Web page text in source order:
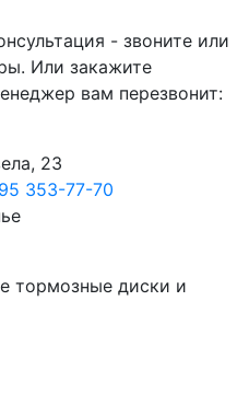
- звоните или
Или закажите
вам перезвонит:
23
353-77-70
тормозные диски и